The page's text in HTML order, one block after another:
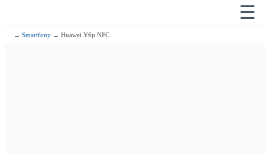
☰
→Smartfony → Huawei Y6p NFC